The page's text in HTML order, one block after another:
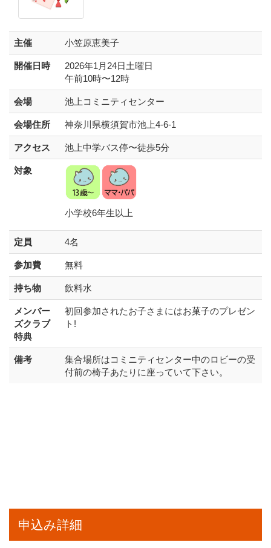
主催 小笠原恵美子
開催日時
2026年1月24日土曜日
午前10時〜12時
会場 池上コミニティセンター
会場住所 神奈川県横須賀市池上4-6-1
アクセス 池上中学バス停〜徒歩5分
対象
小学校6年生以上
定員 4名
参加費 無料
持ち物 飲料水
メンバー
ズクラブ
特典
初回参加されたお子さまにはお菓子のプレゼン
ト!
備考
集合場所はコミニティセンター中のロビーの受
付前の椅子あたりに座っていて下さい。
申込み詳細